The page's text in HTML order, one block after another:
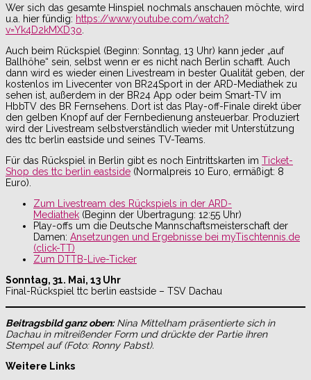
Wer sich das gesamte Hinspiel nochmals anschauen möchte, wird
u.a. hier fündig: https://www.youtube.com/watch?
v=Yk4D2kMXD3o
Auch beim Rückspiel (Beginn: Sonntag, 13 Uhr) kann jeder „auf
Ballhöhe“ sein, selbst wenn er es nicht nach Berlin schafft. Auch
dann wird es wieder einen Livestream in bester Qualität geben, der
kostenlos im Livecenter von BR24Sport in der ARD-Mediathek zu
sehen ist, außerdem in der BR24 App oder beim Smart-TV im
HbbTV des BR Fernsehens. Dort ist das Play-off-Finale direkt über
den gelben Knopf auf der Fernbedienung ansteuerbar. Produziert
wird der Livestream selbstverständlich wieder mit Unterstützung
des ttc berlin eastside und seines TV-Teams.
Für das Rückspiel in Berlin gibt es noch Eintrittskarten im Ticket-
Shop des ttc berlin eastside (Normalpreis 10 Euro, ermäßigt: 8
Euro).
Zum Livestream des Rückspiels in der ARD-
Mediathek (Beginn der Übertragung: 12:55 Uhr)
Play-offs um die Deutsche Mannschaftsmeisterschaft der
Damen: Ansetzungen und Ergebnisse bei myTischtennis.de
(click-TT)
Zum DTTB-Live-Ticker
Sonntag, 31. Mai, 13 Uhr
Final-Rückspiel ttc berlin eastside – TSV Dachau
Beitragsbild ganz oben:Nina Mittelham präsentierte sich in
Dachau in mitreißender Form und drückte der Partie ihren
Stempel auf (Foto: Ronny Pabst).
Weitere Links